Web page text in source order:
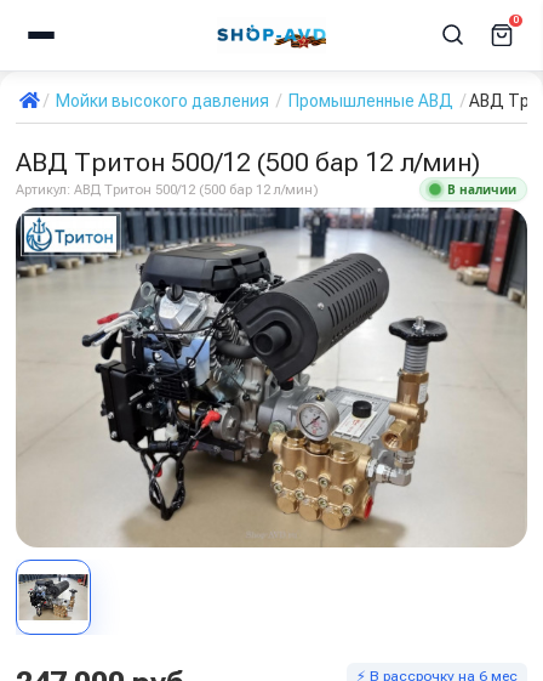
0
Мойки высокого давления Промышленные АВД АВД
АВД Тритон 500/12 (500 бар 12 л/мин)
Артикул: АВД Тритон 500/12 (500 бар 12 л/мин) В наличии
⚡ В рассрочку на 6 мес